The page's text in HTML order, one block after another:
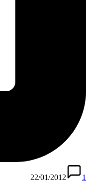
22/01/2012 1